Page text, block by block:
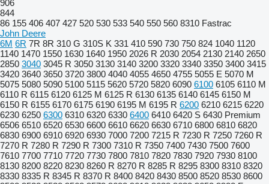
906
844
86 155 406 407 427 520 530 533 540 550 560 8310 Fastrac
John Deere
6M 6R 7R 8R 310 G 310S K 331 410 590 730 750 824 1040 1120
1140 1470 1550 1630 1640 1950 2026 R 2030 2054 2130 2140 2650
2850 3040 3045 R 3050 3130 3140 3200 3320 3340 3350 3400 3415
3420 3640 3650 3720 3800 4040 4055 4650 4755 5055 E 5070 M
5075 5080 5090 5100 5115 5620 5720 5820 6090 6100 6105 6110 M
6110 R 6115 6120 6125 M 6125 R 6130 6135 6140 6145 6150 M
6150 R 6155 6170 6175 6190 6195 M 6195 R 6200 6210 6215 6220
6230 6250 6300 6310 6320 6330 6400 6410 6420 S 6430 Premium
6506 6510 6520 6530 6600 6610 6620 6630 6710 6800 6810 6820
6830 6900 6910 6920 6930 7000 7200 7215 R 7230 R 7250 7260 R
7270 R 7280 R 7290 R 7300 7310 R 7350 7400 7430 7500 7600
7610 7700 7710 7720 7730 7800 7810 7820 7830 7920 7930 8100
8130 8200 8220 8230 8260 R 8270 R 8285 R 8295 8300 8310 8320
8330 8335 R 8345 R 8370 R 8400 8420 8430 8500 8520 8530 8600